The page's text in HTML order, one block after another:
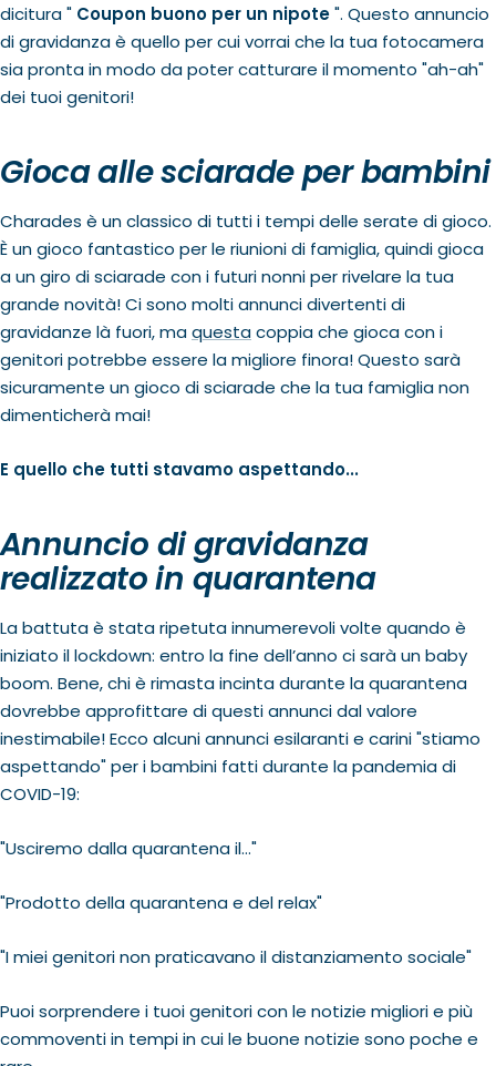
dicitura " Coupon buono per un nipote". Questo annuncio
di gravidanza è quello per cui vorrai che la tua fotocamera
sia pronta in modo da poter catturare il momento "ah-ah"
dei tuoi genitori!
Gioca alle sciarade per bambini
Charades è un classico di tutti i tempi delle serate di gioco.
È un gioco fantastico per le riunioni di famiglia, quindi gioca
a un giro di sciarade con i futuri nonni per rivelare la tua
grande novità! Ci sono molti annunci divertenti di
gravidanze là fuori, maquestacoppia che gioca con i
genitori potrebbe essere la migliore finora! Questo sarà
sicuramente un gioco di sciarade che la tua famiglia non
dimenticherà mai!
E quello che tutti stavamo aspettando...
Annuncio di gravidanza
realizzato in quarantena
La battuta è stata ripetuta innumerevoli volte quando è
iniziato il lockdown: entro la fine dell’anno ci sarà un baby
boom. Bene, chi è rimasta incinta durante la quarantena
dovrebbe approfittare di questi annunci dal valore
inestimabile! Ecco alcuni annunci esilaranti e carini "stiamo
aspettando" per i bambini fatti durante la pandemia di
COVID-19:
"Usciremo dalla quarantena il..."
"Prodotto della quarantena e del relax"
"I miei genitori non praticavano il distanziamento sociale"
Puoi sorprendere i tuoi genitori con le notizie migliori e più
commoventi in tempi in cui le buone notizie sono poche e